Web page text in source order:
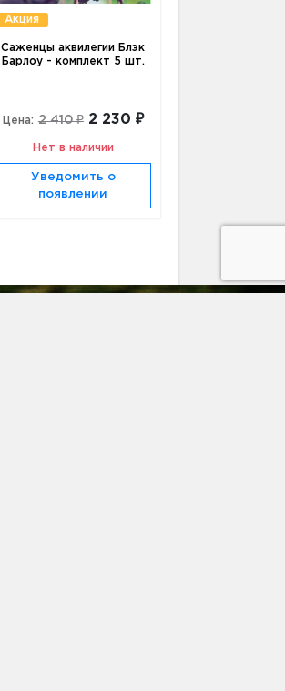
Акция
Саженцы аквилегии Блэк
Барлоу - комплект 5 шт.
Цена: 2 410 ₽ 2 230 ₽
Нет в наличии
Уведомить о
появлении